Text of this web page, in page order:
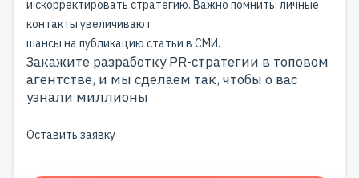
и скорректировать стратегию. Важно помнить: личные
контакты увеличивают
шансы на публикацию статьи в СМИ.
Закажите разработку PR-стратегии в топовом
агентстве, и мы сделаем так, чтобы о вас
узнали миллионы
Оставить заявку